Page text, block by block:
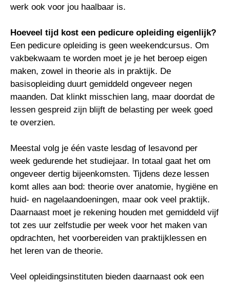
werk ook voor jou haalbaar is.
Hoeveel tijd kost een pedicure opleiding eigenlijk?
Een pedicure opleiding is geen weekendcursus. Om
vakbekwaam te worden moet je je het beroep eigen
maken, zowel in theorie als in praktijk. De
basisopleiding duurt gemiddeld ongeveer negen
maanden. Dat klinkt misschien lang, maar doordat de
lessen gespreid zijn blijft de belasting per week goed
te overzien.
Meestal volg je één vaste lesdag of lesavond per
week gedurende het studiejaar. In totaal gaat het om
ongeveer dertig bijeenkomsten. Tijdens deze lessen
komt alles aan bod: theorie over anatomie, hygiëne en
huid- en nagelaandoeningen, maar ook veel praktijk.
Daarnaast moet je rekening houden met gemiddeld vijf
tot zes uur zelfstudie per week voor het maken van
opdrachten, het voorbereiden van praktijklessen en
het leren van de theorie.
Veel opleidingsinstituten bieden daarnaast ook een